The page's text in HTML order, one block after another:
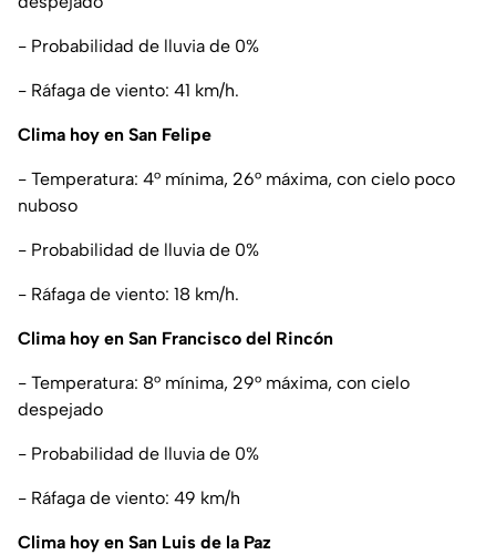
- Probabilidad de lluvia de 0%
- Ráfaga de viento: 41 km/h.
Clima hoy en San Felipe
- Temperatura: 4° mínima, 26° máxima, con cielo poco
nuboso
- Probabilidad de lluvia de 0%
- Ráfaga de viento: 18 km/h.
Clima hoy en San Francisco del Rincón
- Temperatura: 8° mínima, 29° máxima, con cielo
despejado
- Probabilidad de lluvia de 0%
- Ráfaga de viento: 49 km/h
Clima hoy en San Luis de la Paz